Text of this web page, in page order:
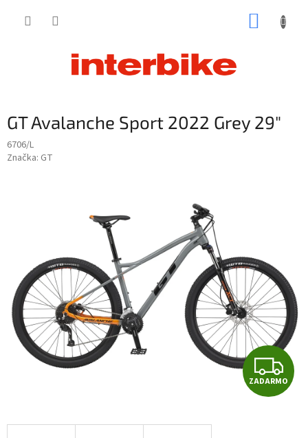
GT Avalanche Sport 2022 Grey 29"
6706/L
Značka: GT
Z
A
ZADARMO